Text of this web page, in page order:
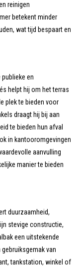
reinigen
betekent minder
wat tijd bespaart en
en
helpt hij om het terras
plek te bieden voor
draagt hij bij aan
te bieden hun afval
in kantooromgevingen
aanvulling
manier te bieden
duurzaamheid,
stevige constructie,
een uitstekende
van
tankstation, winkel of